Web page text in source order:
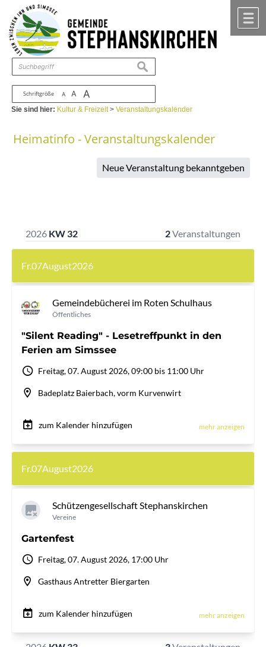
Zum Inhalt ,zur Navigation
Schriftgröße A A A
suchen
Sie sind hier: Kultur & Freizeit>Veranstaltungskalender
Heimatinfo - Veranstaltungskalender